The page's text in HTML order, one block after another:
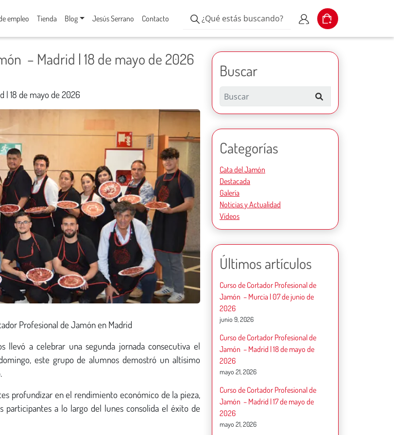
empleo Tienda Blog Jesús Serrano Contacto
¿Qué estás buscando?
Mi cuenta
Cart
– Madrid | 18 de mayo de 2026
| 18 de mayo de 2026
Profesional de Jamón en Madrid
llevó a celebrar una segunda jornada consecutiva el
este grupo de alumnos demostró un altísimo
profundizar en el rendimiento económico de la pieza,
a lo largo del lunes consolida el éxito de
Buscar
Categorías
Cata del Jamón
Destacada
Galería
Noticias y Actualidad
Vídeos
Últimos artículos
Curso de Cortador Profesional de
Jamón – Murcia | 07 de junio de
2026
junio 9, 2026
Curso de Cortador Profesional de
Jamón – Madrid | 18 de mayo de
2026
mayo 21, 2026
Curso de Cortador Profesional de
Jamón – Madrid | 17 de mayo de
2026
mayo 21, 2026